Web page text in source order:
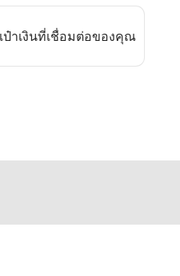
ป๋าเงินที่เชื่อมต่อของคุณ